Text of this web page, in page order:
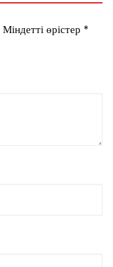
Міндетті өрістер *